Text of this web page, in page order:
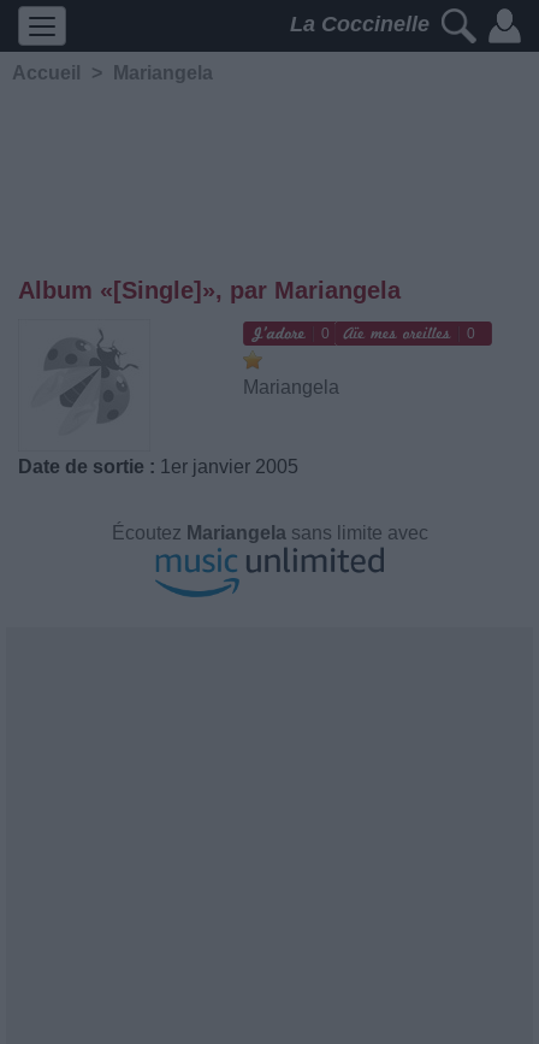
La Coccinelle
Accueil > Mariangela
Album «[Single]», par Mariangela
0 0
Mariangela
Date de sortie : 1er janvier 2005
Écoutez Mariangela sans limite avec